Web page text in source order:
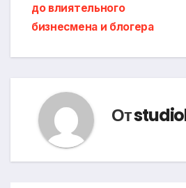
до влиятельного
бизнесмена и блогера
От